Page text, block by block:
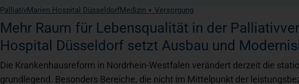
Anästhesie + Intensivmedizin
Innere Medizin
Aufnahme
Aufenthalt
Organisation + Struktur
Qualität + Sicherheit
PalliativMarien Hospital DüsseldorfMedizin + Versorgung
Mehr Raum für Lebensqualität in der
Hospital Düsseldorf setzt Ausbau und
Die Krankenhausreform in Nordrhein-Westfalen verändert derzeit die
grundlegend. Besonders Bereiche, die nicht im Mittelpunkt der